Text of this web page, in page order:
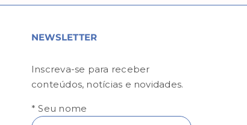
NEWSLETTER
Inscreva-se para receber
conteúdos, notícias e novidades.
* Seu nome